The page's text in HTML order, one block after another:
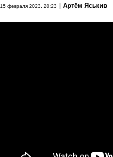
15 февраля 2023, 20:23 | Артём Яськив